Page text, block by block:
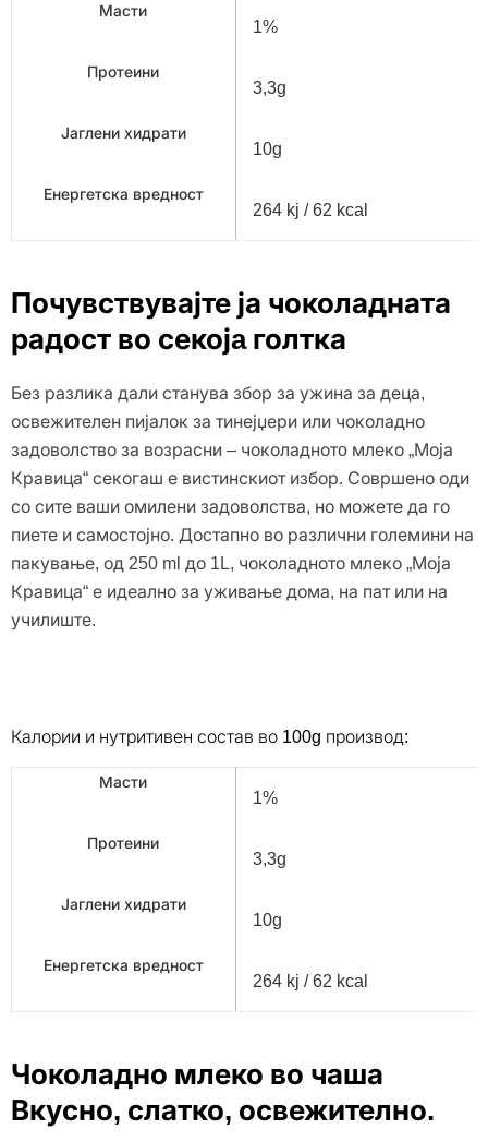
Масти
1%
Протеини
3,3g
Јаглени хидрати
10g
Енергетска вредност
264 kj / 62 kcal
Почувствувајте ја чоколадната
радост во секојa голтка
Без разлика дали станува збор за ужина за деца,
освежителен пијалок за тинејџери или чоколадно
задоволство за возрасни – чоколаднотo млеко „Моја
Кравица“ секогаш е вистинскиот избор. Совршено оди
со сите ваши омилени задоволства, но можете да го
пиете и самостојно. Достапно во различни големини на
пакување, од 250 ml до 1L, чоколадното млеко „Моја
Кравица“ е идеално за уживање дома, на пат или на
училиште.
Калории и нутритивен состав во 100g производ:
Масти
1%
Протеини
3,3g
Јаглени хидрати
10g
Енергетска вредност
264 kj / 62 kcal
Чоколадно млеко во чаша
Вкусно, слатко, освежително.